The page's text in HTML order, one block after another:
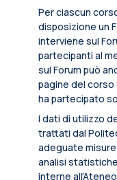
Per ciascun
disposizione un
interviene sul
partecipanti al
sul Forum può
pagine del corso
ha partecipato
I dati di utilizzo
trattati dal
adeguate
analisi
interne